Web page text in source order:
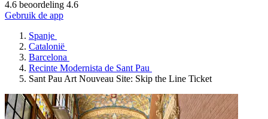
4.6 beoordeling 4.6
Gebruik de app
Spanje
Catalonië
Barcelona
Recinte Modernista de Sant Pau
Sant Pau Art Nouveau Site: Skip the Line Ticket